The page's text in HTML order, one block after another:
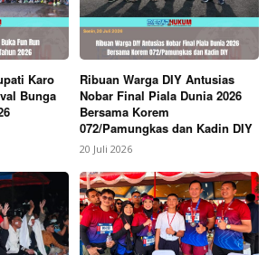
Karo
Bunga
Ribuan Warga DIY Antusias
Nobar Final Piala Dunia 2026
Bersama Korem
072/Pamungkas dan Kadin DIY
20 Juli 2026